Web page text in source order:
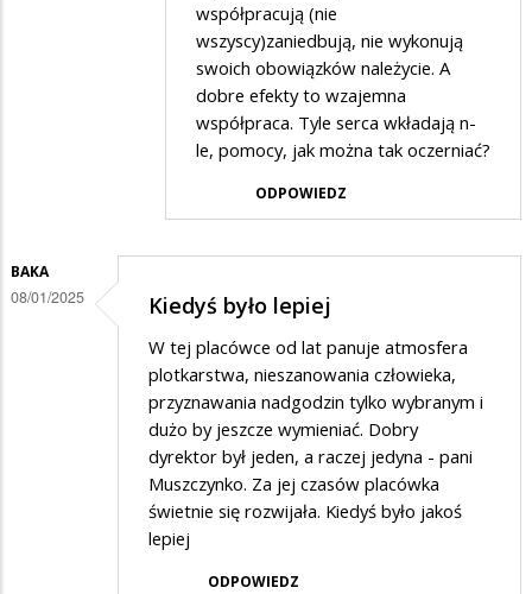
współpracują (nie
wszyscy)zaniedbują, nie wykonują
swoich obowiązków należycie. A
dobre efekty to wzajemna
współpraca. Tyle serca wkładają n-
le, pomocy, jak można tak oczerniać?
ODPOWIEDZ
BAKA
08/01/2025 Kiedyś było lepiej
W tej placówce od lat panuje atmosfera
plotkarstwa, nieszanowania człowieka,
przyznawania nadgodzin tylko wybranym i
dużo by jeszcze wymieniać. Dobry
dyrektor był jeden, a raczej jedyna - pani
Muszczynko. Za jej czasów placówka
świetnie się rozwijała. Kiedyś było jakoś
lepiej
ODPOWIEDZ